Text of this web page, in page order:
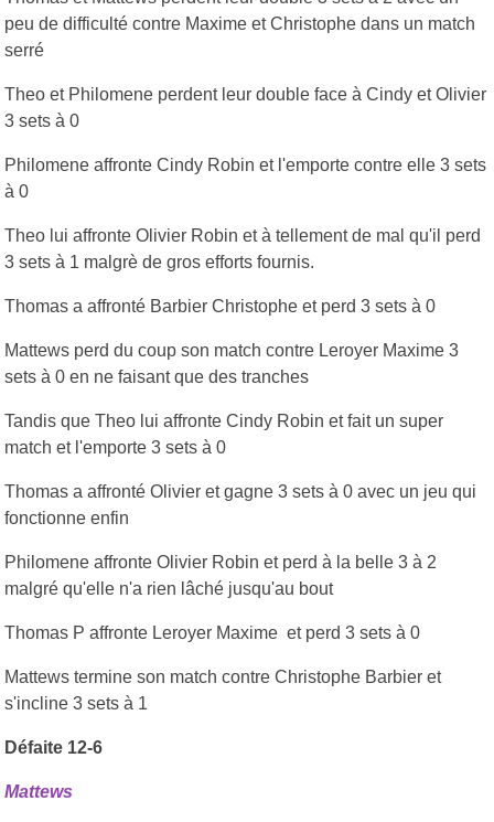
peu de difficulté contre Maxime et Christophe dans un match
serré
Theo et Philomene perdent leur double face à Cindy et Olivier
3 sets à 0
Philomene affronte Cindy Robin et l'emporte contre elle 3 sets
à 0
Theo lui affronte Olivier Robin et à tellement de mal qu'il perd
3 sets à 1 malgrè de gros efforts fournis.
Thomas a affronté Barbier Christophe et perd 3 sets à 0
Mattews perd du coup son match contre Leroyer Maxime 3
sets à 0 en ne faisant que des tranches
Tandis que Theo lui affronte Cindy Robin et fait un super
match et l'emporte 3 sets à 0
Thomas a affronté Olivier et gagne 3 sets à 0 avec un jeu qui
fonctionne enfin
Philomene affronte Olivier Robin et perd à la belle 3 à 2
malgré qu'elle n'a rien lâché jusqu'au bout
Thomas P affronte Leroyer Maxime et perd 3 sets à 0
Mattews termine son match contre Christophe Barbier et
s'incline 3 sets à 1
Défaite 12-6
Mattews